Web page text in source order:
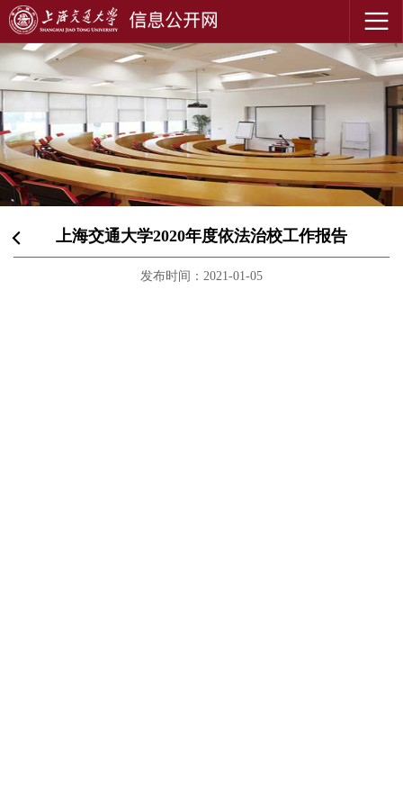
上海交通大学2020年度依法治校工作报告
发布时间：2021-01-05